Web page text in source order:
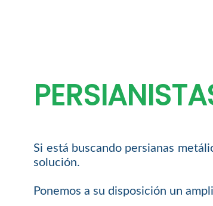
Si está buscando persianas
solución.
Ponemos a su disposición un